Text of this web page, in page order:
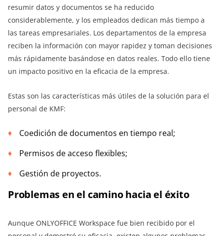
resumir datos y documentos se ha reducido
considerablemente, y los empleados dedican más tiempo a
las tareas empresariales. Los departamentos de la empresa
reciben la información con mayor rapidez y toman decisiones
más rápidamente basándose en datos reales. Todo ello tiene
un impacto positivo en la eficacia de la empresa.
Estas son las características más útiles de la solución para el
personal de KMF:
Coedición de documentos en tiempo real;
Permisos de acceso flexibles;
Gestión de proyectos.
Problemas en el camino hacia el éxito
Aunque ONLYOFFICE Workspace fue bien recibido por el